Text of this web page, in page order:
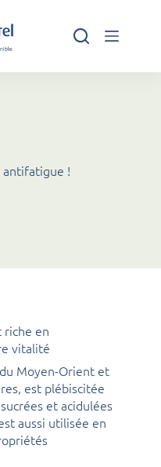
antifatigue !
riche en
vitalité
Moyen-Orient et
est plébiscitée
et acidulées
aussi utilisée en